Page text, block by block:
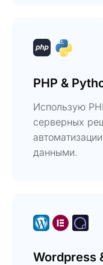
PHP &
Использую
серверных
данными.
Wordpress